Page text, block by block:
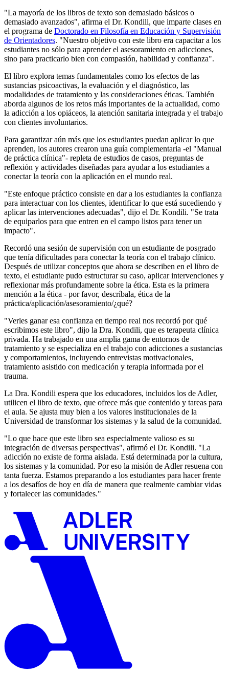
"La mayoría de los libros de texto son demasiado básicos o
demasiado avanzados", afirma el Dr. Kondili, que imparte clases en
el programa de Doctorado en Filosofía en Educación y Supervisión
de Orientadores. "Nuestro objetivo con este libro era capacitar a los
estudiantes no sólo para aprender el asesoramiento en adicciones,
sino para practicarlo bien con compasión, habilidad y confianza".
El libro explora temas fundamentales como los efectos de las
sustancias psicoactivas, la evaluación y el diagnóstico, las
modalidades de tratamiento y las consideraciones éticas. También
aborda algunos de los retos más importantes de la actualidad, como
la adicción a los opiáceos, la atención sanitaria integrada y el trabajo
con clientes involuntarios.
Para garantizar aún más que los estudiantes puedan aplicar lo que
aprenden, los autores crearon una guía complementaria -el "Manual
de práctica clínica"- repleta de estudios de casos, preguntas de
reflexión y actividades diseñadas para ayudar a los estudiantes a
conectar la teoría con la aplicación en el mundo real.
"Este enfoque práctico consiste en dar a los estudiantes la confianza
para interactuar con los clientes, identificar lo que está sucediendo y
aplicar las intervenciones adecuadas", dijo el Dr. Kondili. "Se trata
de equiparlos para que entren en el campo listos para tener un
impacto".
Recordó una sesión de supervisión con un estudiante de posgrado
que tenía dificultades para conectar la teoría con el trabajo clínico.
Después de utilizar conceptos que ahora se describen en el libro de
texto, el estudiante pudo estructurar su caso, aplicar intervenciones y
reflexionar más profundamente sobre la ética. Esta es la primera
mención a la ética - por favor, descríbala, ética de la
práctica/aplicación/asesoramiento/¿qué?
"Verles ganar esa confianza en tiempo real nos recordó por qué
escribimos este libro", dijo la Dra. Kondili, que es terapeuta clínica
privada. Ha trabajado en una amplia gama de entornos de
tratamiento y se especializa en el trabajo con adicciones a sustancias
y comportamientos, incluyendo entrevistas motivacionales,
tratamiento asistido con medicación y terapia informada por el
trauma.
La Dra. Kondili espera que los educadores, incluidos los de Adler,
utilicen el libro de texto, que ofrece más que contenido y tareas para
el aula. Se ajusta muy bien a los valores institucionales de la
Universidad de transformar los sistemas y la salud de la comunidad.
"Lo que hace que este libro sea especialmente valioso es su
integración de diversas perspectivas", afirmó el Dr. Kondili. "La
adicción no existe de forma aislada. Está determinada por la cultura,
los sistemas y la comunidad. Por eso la misión de Adler resuena con
tanta fuerza. Estamos preparando a los estudiantes para hacer frente
a los desafíos de hoy en día de manera que realmente cambiar vidas
y fortalecer las comunidades."